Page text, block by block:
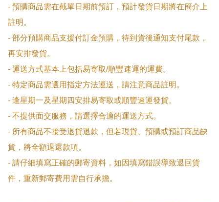
- 預購商品需在截單日期前預訂，預計發貨日期將在簡介上
註明。
- 部分預購商品支援付訂金預購，待到貨後通知支付尾款，
再安排發貨。
- 運送方式基本上包括易寄取/順豐速運的運費。
- 特定商品需選用指定方法運送，請注意商品註明。
- 逢星期一及星期四安排易寄取或順豐速運發貨。
- 不提供面交服務，請選擇合適的運送方式。
- 所有商品不接受退貨退款，但若現貨、預購或預訂商品缺
貨，將全額退還款項。
- 請仔細填寫正確的郵寄資料，如因填寫錯誤導致退回貨
件，重新郵寄費用需自行承擔。